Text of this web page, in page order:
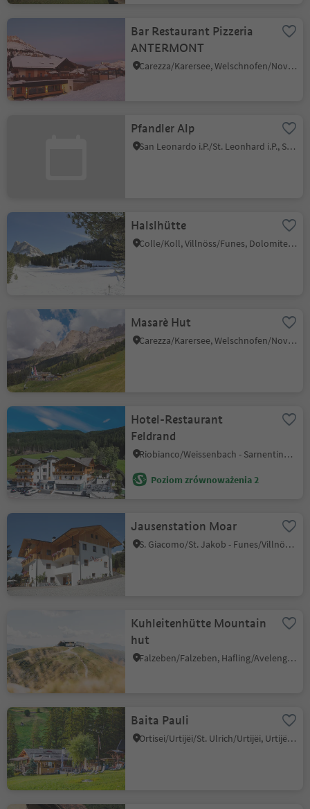
Bar Restaurant Pizzeria
ANTERMONT
Carezza/Karersee, Welschnofen/Nova Levante, Dolomites Region Eggental
Pfandler Alp
San Leonardo i.P./St. Leonhard i.P., St.Leonhard in Passeier/San Leonardo in Passiria, Meran/Merano and environs
Halslhütte
Colle/Koll, Villnöss/Funes, Dolomites Region Lüsen Villnöss
Masarè Hut
Carezza/Karersee, Welschnofen/Nova Levante, Dolomites Region Eggental
Hotel-Restaurant
Feldrand
Riobianco/Weissenbach - Sarnentino/Sarntal, Sarntal/Sarentino, Bolzano/Bozen and environs
Poziom zrównoważenia 2
Jausenstation Moar
S. Giacomo/St. Jakob - Funes/Villnöss, Villnöss/Funes, Dolomites Region Lüsen Villnöss
Kuhleitenhütte Mountain
hut
Falzeben/Falzeben, Hafling/Avelengo, Meran/Merano and environs
Baita Pauli
Ortisei/Urtijëi/St. Ulrich/Urtijëi, Urtijëi/Ortisei, Dolomites Region Val Gardena